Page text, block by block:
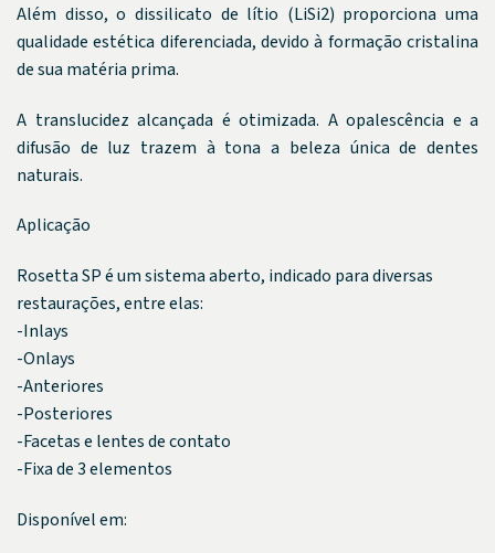
Além disso, o dissilicato de lítio (LiSi2) proporciona uma
qualidade estética diferenciada, devido à formação cristalina
de sua matéria prima.
A translucidez alcançada é otimizada. A opalescência e a
difusão de luz trazem à tona a beleza única de dentes
naturais.
Aplicação
Rosetta SP é um sistema aberto, indicado para diversas
restaurações, entre elas:
-Inlays
-Onlays
-Anteriores
-Posteriores
-Facetas e lentes de contato
-Fixa de 3 elementos
Disponível em: